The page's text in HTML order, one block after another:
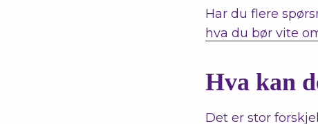
Har du flere
hva du bør vite
Hva kan
Det er stor